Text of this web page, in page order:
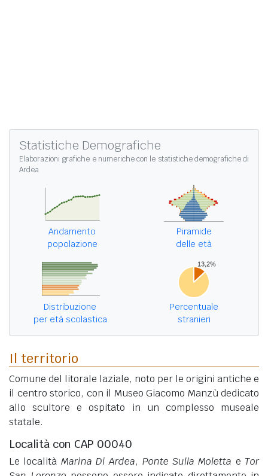
Statistiche Demografiche
Elaborazioni grafiche e numeriche con le statistiche demografiche di
Ardea
Andamento
popolazione
Piramide
delle età
Distribuzione
per età scolastica
Percentuale
stranieri
Il territorio
Comune del litorale laziale, noto per le origini antiche e
il centro storico, con il Museo Giacomo Manzù dedicato
allo scultore e ospitato in un complesso museale
statale.
Località con CAP 00040
Le località Marina Di Ardea, Ponte Sulla Moletta eTor